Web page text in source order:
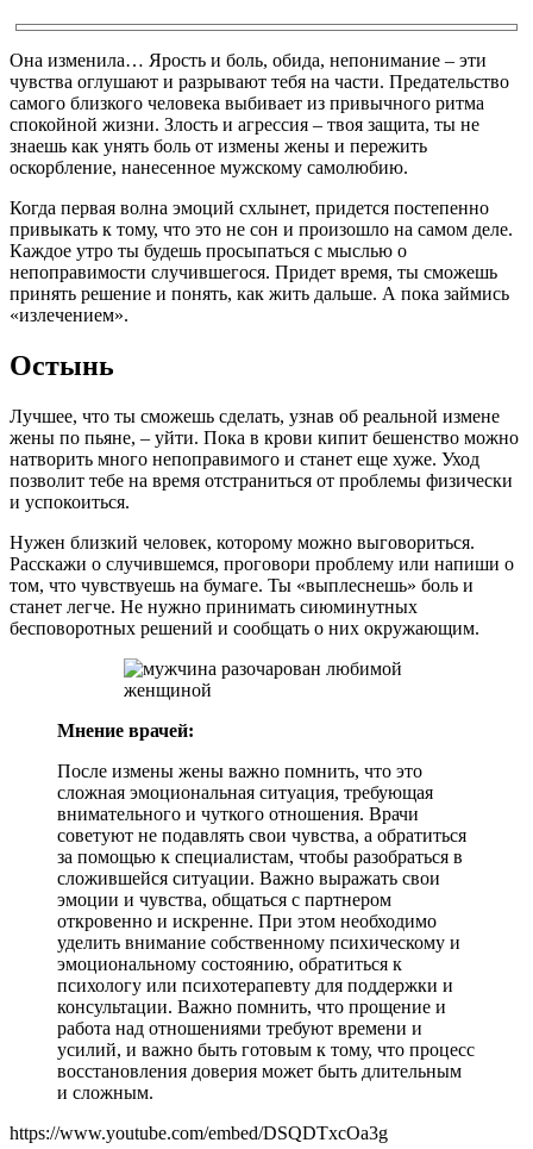
Она изменила… Ярость и боль, обида, непонимание – эти
чувства оглушают и разрывают тебя на части. Предательство
самого близкого человека выбивает из привычного ритма
спокойной жизни. Злость и агрессия – твоя защита, ты не
знаешь как унять боль от измены жены и пережить
оскорбление, нанесенное мужскому самолюбию.
Когда первая волна эмоций схлынет, придется постепенно
привыкать к тому, что это не сон и произошло на самом деле.
Каждое утро ты будешь просыпаться с мыслью о
непоправимости случившегося. Придет время, ты сможешь
принять решение и понять, как жить дальше. А пока займись
«излечением».
Остынь
Лучшее, что ты сможешь сделать, узнав об реальной измене
жены по пьяне, – уйти. Пока в крови кипит бешенство можно
натворить много непоправимого и станет еще хуже. Уход
позволит тебе на время отстраниться от проблемы физически
и успокоиться.
Нужен близкий человек, которому можно выговориться.
Расскажи о случившемся, проговори проблему или напиши о
том, что чувствуешь на бумаге. Ты «выплеснешь» боль и
станет легче. Не нужно принимать сиюминутных
бесповоротных решений и сообщать о них окружающим.
Мнение врачей:
После измены жены важно помнить, что это
сложная эмоциональная ситуация, требующая
внимательного и чуткого отношения. Врачи
советуют не подавлять свои чувства, а обратиться
за помощью к специалистам, чтобы разобраться в
сложившейся ситуации. Важно выражать свои
эмоции и чувства, общаться с партнером
откровенно и искренне. При этом необходимо
уделить внимание собственному психическому и
эмоциональному состоянию, обратиться к
психологу или психотерапевту для поддержки и
консультации. Важно помнить, что прощение и
работа над отношениями требуют времени и
усилий, и важно быть готовым к тому, что процесс
восстановления доверия может быть длительным
и сложным.
https://www.youtube.com/embed/DSQDTxcOa3g